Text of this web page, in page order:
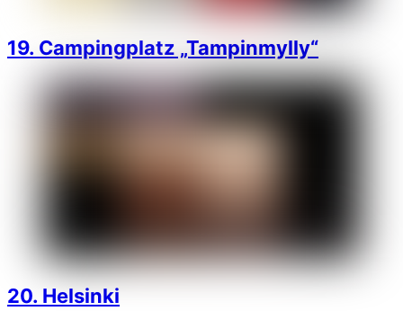
19. Campingplatz „Tampinmylly“
20. Helsinki